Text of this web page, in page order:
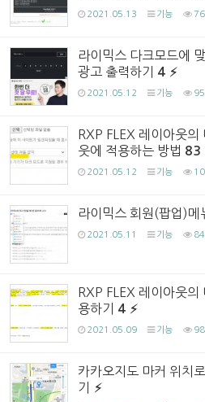
2021.05.13 기능
라이믹스 다크모드에
광고 출력하기
4
2021.05.12 기능
RXP FLEX 레이아웃
웃에 적용하는 방법 83
2021.05.12 기능
라이믹스 회원(팝업)메
2021.05.11 기능
RXP FLEX 레이아웃
용하기
4
2021.05.09 기능
카카오지도 마커 위치
기